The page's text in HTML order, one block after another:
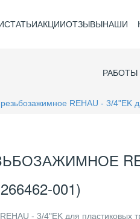
СТАТЬИАКЦИИОТЗЫВЫНАШИ
РАБОТЫ
REHAU - 3/4"EK
001)